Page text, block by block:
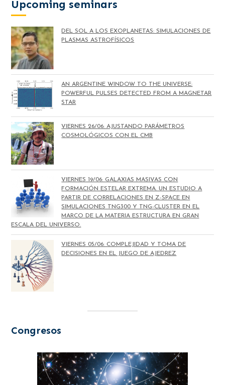
Upcoming seminars
DEL SOL A LOS EXOPLANETAS: SIMULACIONES DE
PLASMAS ASTROFÍSICOS
AN ARGENTINE WINDOW TO THE UNIVERSE:
POWERFUL PULSES DETECTED FROM A MAGNETAR
STAR
VIERNES 26/06: AJUSTANDO PARÁMETROS
COSMOLÓGICOS CON EL CMB
VIERNES 19/06: GALAXIAS MASIVAS CON
FORMACIÓN ESTELAR EXTREMA. UN ESTUDIO A
PARTIR DE CORRELACIONES EN Z-SPACE EN
SIMULACIONES TNG300 Y TNG-CLUSTER EN EL
MARCO DE LA MATERIA ESTRUCTURA EN GRAN
ESCALA DEL UNIVERSO.
VIERNES 05/06: COMPLEJIDAD Y TOMA DE
DECISIONES EN EL JUEGO DE AJEDREZ
Congresos